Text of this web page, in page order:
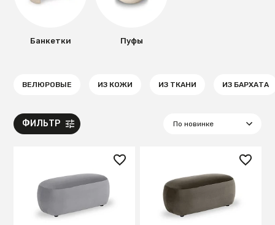
Банкетки Пуфы
ВЕЛЮРОВЫЕ ИЗ КОЖИ ИЗ ТКАНИ ИЗ БАРХАТА
ФИЛЬТР